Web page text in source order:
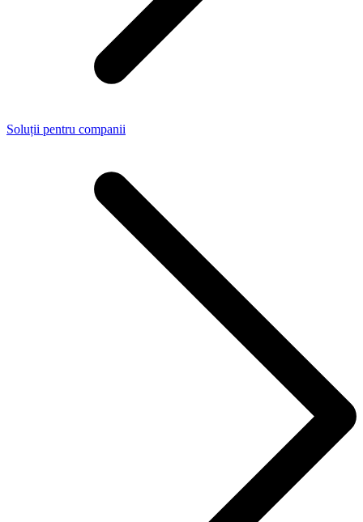
Soluții pentru companii